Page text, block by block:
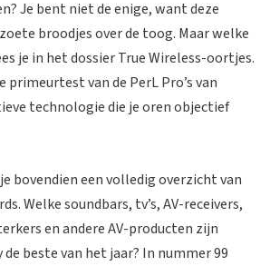
Je bent niet de enige, want deze
broodjes over de toog. Maar welke
je in het dossier True Wireless-oortjes.
primeurtest van de PerL Pro’s van
technologie die je oren objectief
bovendien een volledig overzicht van
Welke soundbars, tv’s, AV-receivers,
en andere AV-producten zijn
de beste van het jaar? In nummer 99